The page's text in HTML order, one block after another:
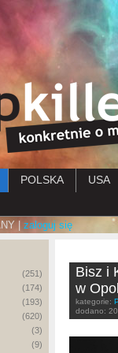
POLSKA USA
| zaloguj się
(251)
(174)
(193)
(620)
(3)
(9)
Bisz i
w
kategorie:
dodano: